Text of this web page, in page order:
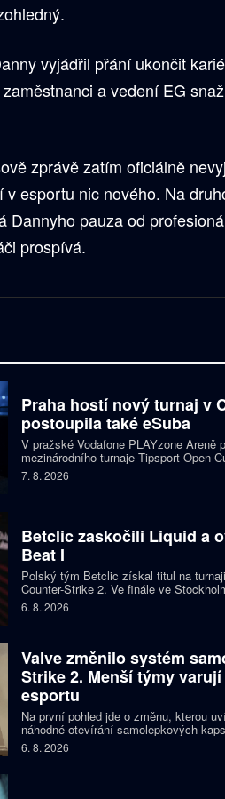
vyjádřil přání ukončit
a vedení EG
zprávě zatím oficiálně
esportu nic nového. Na
Dannyho pauza od
prospívá.
Praha hostí nový turnaj v
postoupila také eSuba
V pražské Vodafone PLAYzone Areně
mezinárodního turnaje Tipsport Open
prize poolu 11 tisíc eur a body do
Česká eSuba si už zajistila postup do
7. 8. 2026
Betclic zaskočili Liquid a
Beat I
Polský tým Betclic získal titul na
Counter-Strike 2. Ve finále ve
favorizovaným Liquid a zvítězil 2:1 na
6. 8. 2026
Valve změnilo systém
Strike 2. Menší týmy
esportu
Na první pohled jde o změnu, kterou
náhodné otevírání samolepkových
si přímo samolepku svého oblíbeného
organizací ale nový systém dramaticky
6. 8. 2026